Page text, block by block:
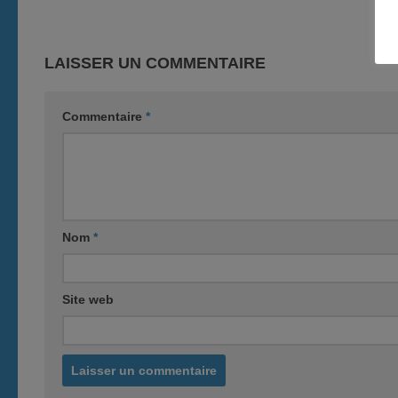
LAISSER UN COMMENTAIRE
Commentaire *
Nom *
Site web